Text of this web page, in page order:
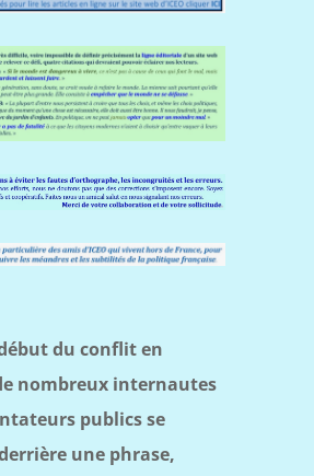
du conflit en
nombreux internautes
publics se
une phrase,